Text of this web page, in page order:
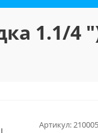
1.1/4
Артикул: